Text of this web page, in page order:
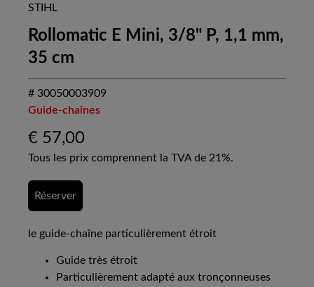
STIHL
Rollomatic E Mini, 3/8" P, 1,1 mm,
35 cm
# 30050003909
Guide-chaînes
€ 57,00
Tous les prix comprennent la TVA de 21%.
Réserver
le guide-chaîne particulièrement étroit
Guide très étroit
Particulièrement adapté aux tronçonneuses